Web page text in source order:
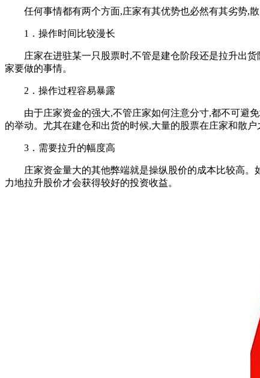
任何事情都有两个方面,庄家有其优势也必然有其劣势,散
1．操作时间比较漫长
庄家在进驻某一只股票时,不管是建仓阶段还是拉升出货
家要做的事情。
2．操作过程容易暴露
由于庄家资金的强大,不管庄家如何注意分寸,都不可避免
的举动。尤其在建仓和出货的时候,大量的股票在庄家和散
3．需要拉升的幅度高
庄家资金量大的其他弊端就是操纵股价的成本比较高。
力地拉升股价才会获得较好的投资收益。